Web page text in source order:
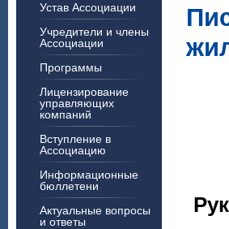
Устав Ассоциации
Учредители и члены
Ассоциации
Программы
Лицензирование
управляющих
компаний
Вступление в
Ассоциацию
Информационные
бюллетени
Актуальные вопросы
и ответы